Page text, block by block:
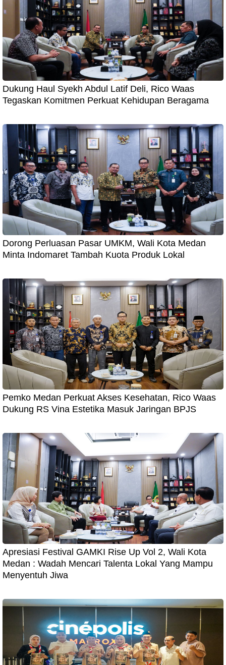
Dukung Haul Syekh Abdul Latif Deli, Rico Waas
Tegaskan Komitmen Perkuat Kehidupan Beragama
Dorong Perluasan Pasar UMKM, Wali Kota Medan
Minta Indomaret Tambah Kuota Produk Lokal
Pemko Medan Perkuat Akses Kesehatan, Rico Waas
Dukung RS Vina Estetika Masuk Jaringan BPJS
Apresiasi Festival GAMKI Rise Up Vol 2, Wali Kota
Medan : Wadah Mencari Talenta Lokal Yang Mampu
Menyentuh Jiwa